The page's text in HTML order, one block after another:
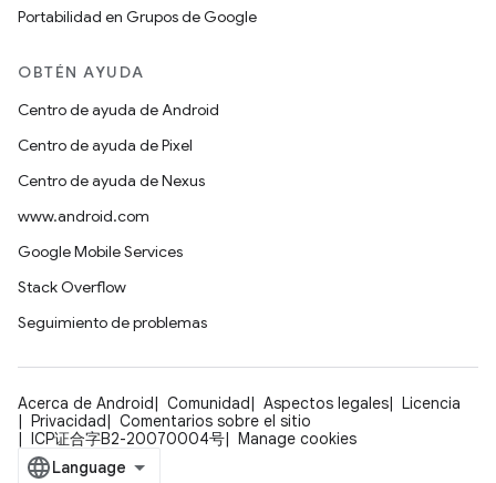
Portabilidad en Grupos de Google
OBTÉN AYUDA
Centro de ayuda de Android
Centro de ayuda de Pixel
Centro de ayuda de Nexus
www.android.com
Google Mobile Services
Stack Overflow
Seguimiento de problemas
Acerca de Android Comunidad Aspectos legales
Licencia
Privacidad
Comentarios sobre el sitio
ICP证合字B2-20070004号
Manage cookies